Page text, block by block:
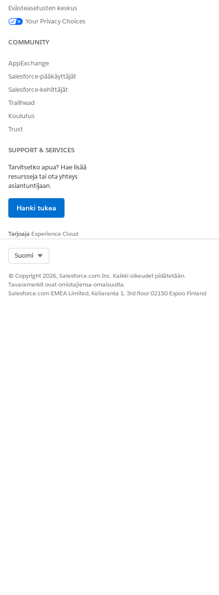
Anna palautetta, jotta voimme kehittyä!
Evästeasetusten keskus
Your Privacy Choices
COMMUNITY
AppExchange
Salesforce-pääkäyttäjät
Salesforce-kehittäjät
Trailhead
Koulutus
Trust
SUPPORT & SERVICES
Tarvitsetko apua? Hae lisää
resursseja tai ota yhteys
asiantuntijaan.
Hanki tukea
Tarjoaja Experience Cloud
Suomi
© Copyright 2026, Salesforce.com Inc. Kaikki oikeudet pidätetään.
Tavaramerkit ovat omistajiensa omaisuutta.
Salesforce.com EMEA Limited, Keilaranta 1, 3rd floor 02150 Espoo Finland